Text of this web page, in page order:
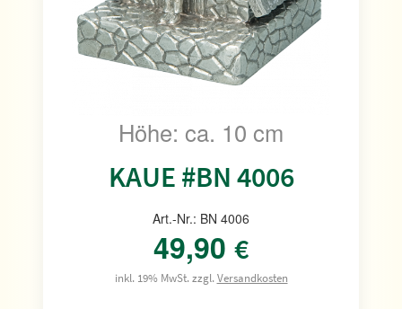
Höhe: ca. 10 cm
KAUE #BN 4006
Art.-Nr.: BN 4006
49,90 €
inkl. 19% MwSt. zzgl.Versandkosten